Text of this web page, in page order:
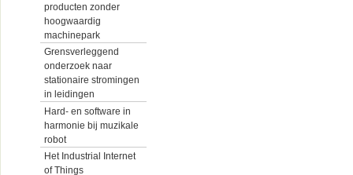
producten zonder
hoogwaardig
machinepark
Grensverleggend
onderzoek naar
stationaire stromingen
in leidingen
Hard- en software in
harmonie bij muzikale
robot
Het Industrial Internet
of Things